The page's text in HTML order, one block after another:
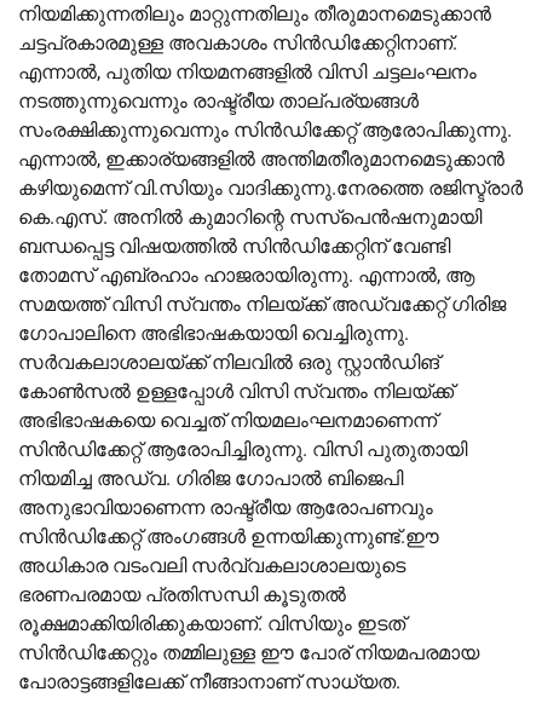
നിയമിക്കുന്നതിലും മാറ്റുന്നതിലും തീരുമാനമെടുക്കാൻ
ചട്ടപ്രകാരമുള്ള അവകാശം സിൻഡിക്കേറ്റിനാണ്.
എന്നാൽ, പുതിയ നിയമനങ്ങളിൽ വിസി ചട്ടലംഘനം
നടത്തുന്നുവെന്നും രാഷ്ട്രീയ താല്പര്യങ്ങൾ
സംരക്ഷിക്കുന്നുവെന്നും സിൻഡിക്കേറ്റ് ആരോപിക്കുന്നു.
എന്നാൽ, ഇക്കാര്യങ്ങളിൽ അന്തിമതീരുമാനമെടുക്കാൻ
കഴിയുമെന്ന് വി.സിയും വാദിക്കുന്നു.നേരത്തെ രജിസ്ട്രാർ
കെ.എസ്. അനിൽ കുമാറിന്റെ സസ്‌പെൻഷനുമായി
ബന്ധപ്പെട്ട വിഷയത്തിൽ സിൻഡിക്കേറ്റിന് വേണ്ടി
തോമസ് എബ്രഹാം ഹാജരായിരുന്നു. എന്നാൽ, ആ
സമയത്ത് വിസി സ്വന്തം നിലയ്ക്ക് അഡ്വക്കേറ്റ് ഗിരിജ
ഗോപാലിനെ അഭിഭാഷകയായി വെച്ചിരുന്നു.
സർവകലാശാലയ്ക്ക് നിലവിൽ ഒരു സ്റ്റാൻഡിങ്
കോൺസൽ ഉള്ളപ്പോൾ വിസി സ്വന്തം നിലയ്ക്ക്
അഭിഭാഷകയെ വെച്ചത് നിയമലംഘനമാണെന്ന്
സിൻഡിക്കേറ്റ് ആരോപിച്ചിരുന്നു. വിസി പുതുതായി
നിയമിച്ച അഡ്വ. ഗിരിജ ഗോപാൽ ബിജെപി
അനുഭാവിയാണെന്ന രാഷ്ട്രീയ ആരോപണവും
സിൻഡിക്കേറ്റ് അംഗങ്ങൾ ഉന്നയിക്കുന്നുണ്ട്.ഈ
അധികാര വടംവലി സർവ്വകലാശാലയുടെ
ഭരണപരമായ പ്രതിസന്ധി കൂടുതൽ
രൂക്ഷമാക്കിയിരിക്കുകയാണ്. വിസിയും ഇടത്
സിൻഡിക്കേറ്റും തമ്മിലുള്ള ഈ പോര് നിയമപരമായ
പോരാട്ടങ്ങളിലേക്ക് നീങ്ങാനാണ് സാധ്യത.